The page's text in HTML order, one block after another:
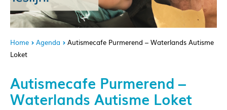
Home Agenda
Autismecafe Purmerend – Waterlands Autisme
Loket
Autismecafe Purmerend –
Waterlands Autisme Loket